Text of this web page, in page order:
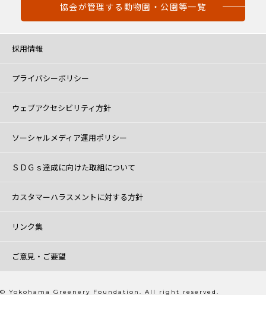
協会が管理する動物園・公園等一覧
採用情報
プライバシーポリシー
ウェブアクセシビリティ方針
ソーシャルメディア運用ポリシー
ＳＤＧｓ達成に向けた取組について
カスタマーハラスメントに対する方針
リンク集
ご意見・ご要望
© Yokohama Greenery Foundation. All right reserved.